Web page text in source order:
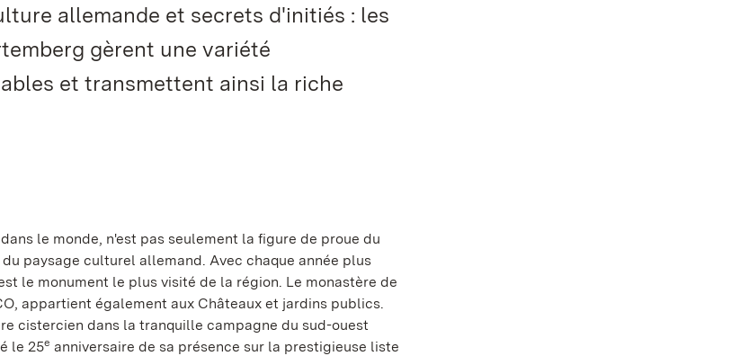
allemande et secrets d'initiés : les
gèrent une variété
et transmettent ainsi la riche
le monde, n'est pas seulement la figure de proue du
paysage culturel allemand. Avec chaque année plus
le monument le plus visité de la région. Le monastère de
appartient également aux Châteaux et jardins publics.
cistercien dans la tranquille campagne du sud-ouest
le 25e anniversaire de sa présence sur la prestigieuse liste